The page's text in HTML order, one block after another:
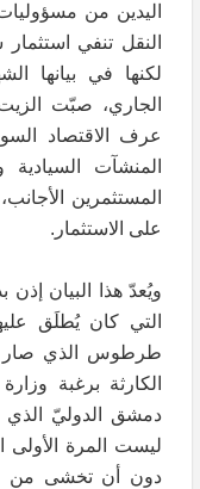
اليدين من
النقل تنفي
الجاري، صبّت
عرف الاقتصاد
المنشآت
المستثمرين
على الاستثمار.
ويُعدّ هذا البيان
التي كان يُطلَق
طرطوس الذي صار
الكارثة برغبة
ليست المرة الأولى
دون أن تخشى من